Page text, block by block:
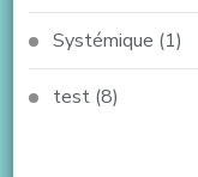
Systémique (1)
test(8)